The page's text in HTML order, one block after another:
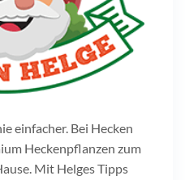
einfacher. Bei Hecken
Heckenpflanzen zum
Mit Helges Tipps